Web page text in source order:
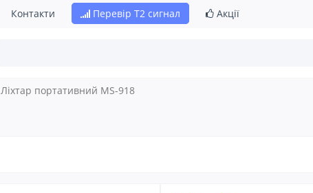
Контакти Перевір Т2 сигнал Акції
Ліхтар портативний MS-918